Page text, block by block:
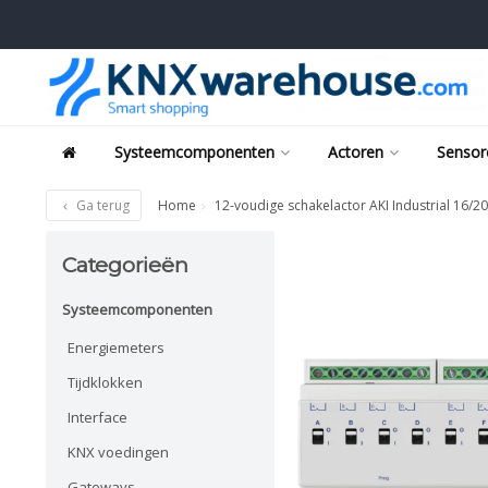
Systeemcomponenten Actoren
Ga terug Home 12-voudige schakelactor AKI Industrial 16/
Categorieën
Systeemcomponenten
Energiemeters
Tijdklokken
Interface
KNX voedingen